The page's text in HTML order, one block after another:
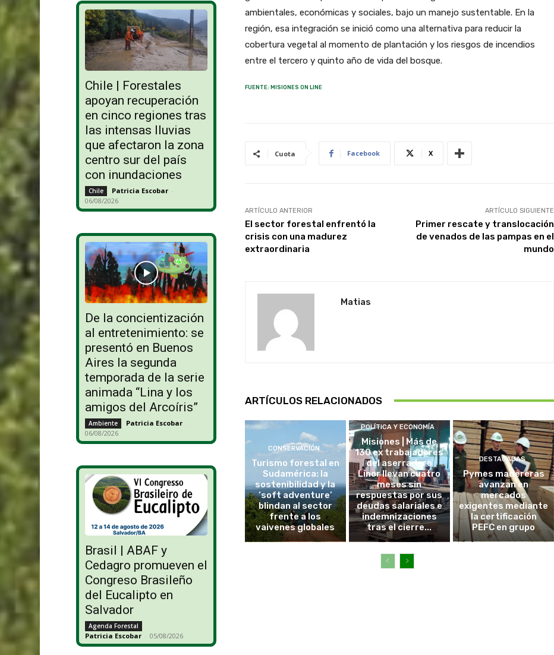
Chile | Forestales
apoyan recuperación
en cinco regiones tras
las intensas lluvias
que afectaron la zona
centro sur del país
con inundaciones
Chile Patricia Escobar -
06/08/2026
De la concientización
al entretenimiento: se
presentó en Buenos
Aires la segunda
temporada de la serie
animada “Lina y los
amigos del Arcoíris”
Ambiente Patricia Escobar -
06/08/2026
Brasil | ABAF y
Cedagro promueven el
Congreso Brasileño
del Eucalipto en
Salvador
Agenda Forestal
Patricia Escobar - 05/08/2026
ambientales, económicas y sociales, bajo un manejo sustentable. En la
región, esa integración se inició como una alternativa para reducir la
cobertura vegetal al momento de plantación y los riesgos de incendios
entre el tercero y quinto año de vida del bosque.
FUENTE: MISIONES ON LINE
Cuota Facebook X
ARTÍCULO ANTERIOR
El sector forestal enfrentó la
crisis con una madurez
extraordinaria
ARTÍCULO SIGUIENTE
Primer rescate y translocación
de venados de las pampas en el
mundo
Matias
ARTÍCULOS RELACIONADOS
CONSERVACIÓN
Turismo forestal en
Sudamérica: la
sostenibilidad y la
‘soft adventure’
blindan al sector
frente a los
vaivenes globales
POLÍTICA Y ECONOMÍA
Misiones | Más de
130 ex trabajadores
del aserradero
Linor llevan cuatro
meses sin
respuestas por sus
deudas salariales e
indemnizaciones
tras el cierre...
DESTACADAS
Pymes madereras
avanzan en
mercados
exigentes mediante
la certificación
PEFC en grupo